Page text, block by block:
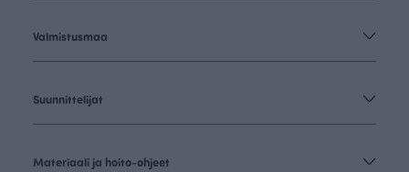
Valmistusmaa
Suunnittelijat
Materiaali ja hoito-ohjeet